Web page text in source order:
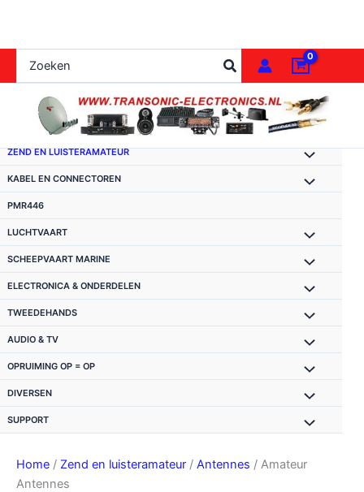
de
inhoud
naar:
ZEND EN LUISTERAMATEUR
KABEL EN CONNECTOREN
PMR446
LUCHTVAART
SCHEEPVAART MARINE
ELECTRONICA & ONDERDELEN
TWEEDEHANDS
AUDIO & TV
OPRUIMING OP = OP
DIVERSEN
SUPPORT
Home / Zend en luisteramateur / Antennes / Amateur
Antennes